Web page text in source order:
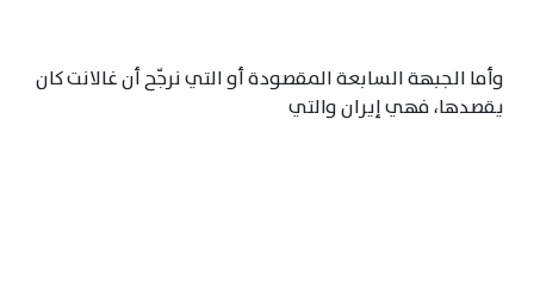
وأما الجبهة السابعة المقصودة أو التي نرجّح أن غالانت كان
يقصدها، فهي إيران والتي